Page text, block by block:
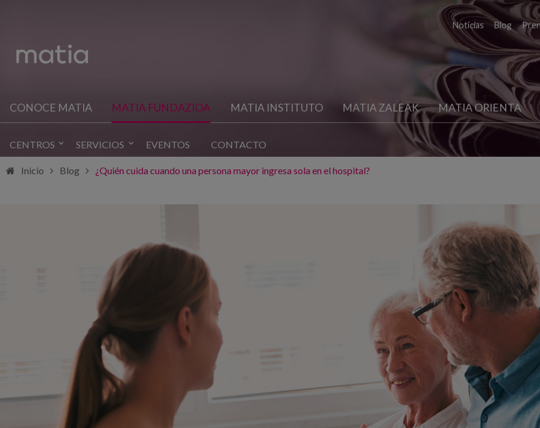
Noticias Blog
CONOCE MATIA MATIA FUNDAZIOA MATIA INSTITUTO MATIA ZALEAK MATIA ORIENTA
CENTROS SERVICIOS EVENTOS CONTACTO
Inicio Blog ¿Quién cuida cuando una persona mayor ingresa sola en el hospital?